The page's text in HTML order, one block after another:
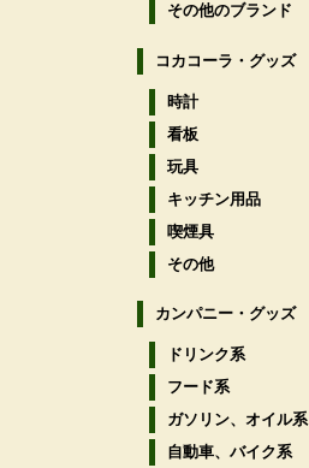
その他のブランド
コカコーラ・グッズ
時計
看板
玩具
キッチン用品
喫煙具
その他
カンパニー・グッズ
ドリンク系
フード系
ガソリン、オイル系
自動車、バイク系